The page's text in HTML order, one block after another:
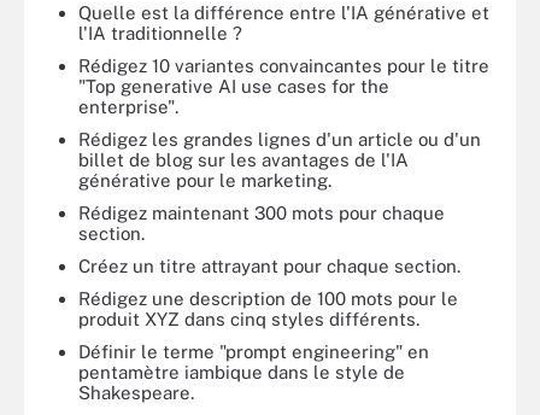
Quelle est la différence entre l'IA générative et
l'IA traditionnelle ?
Rédigez 10 variantes convaincantes pour le titre
"Top generative AI use cases for the
enterprise".
Rédigez les grandes lignes d'un article ou d'un
billet de blog sur les avantages de l'IA
générative pour le marketing.
Rédigez maintenant 300 mots pour chaque
section.
Créez un titre attrayant pour chaque section.
Rédigez une description de 100 mots pour le
produit XYZ dans cinq styles différents.
Définir le terme "prompt engineering" en
pentamètre iambique dans le style de
Shakespeare.